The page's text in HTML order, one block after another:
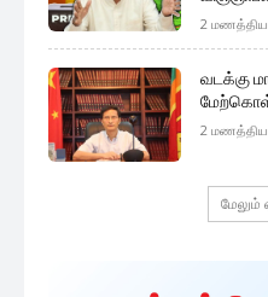
முக்கிய செய்திகளை
எமது குழுவில்